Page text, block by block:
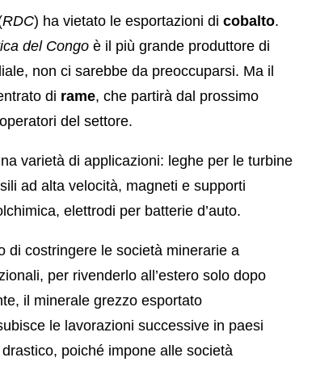
RDC) ha vietato le esportazioni di cobalto.
del Congo è il più grande produttore di
non ci sarebbe da preoccuparsi. Ma il
di rame, che partirà dal prossimo
del settore.
varietà di applicazioni: leghe per le turbine
ad alta velocità, magneti e supporti
elettrodi per batterie d’auto.
di costringere le società minerarie a
per rivenderlo all’estero solo dopo
il minerale grezzo esportato
le lavorazioni successive in paesi
poiché impone alle società